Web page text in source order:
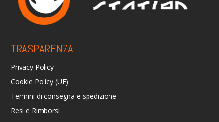
TRASPARENZA
Privacy Policy
Cookie Policy (UE)
Termini di consegna e spedizione
Resi e Rimborsi